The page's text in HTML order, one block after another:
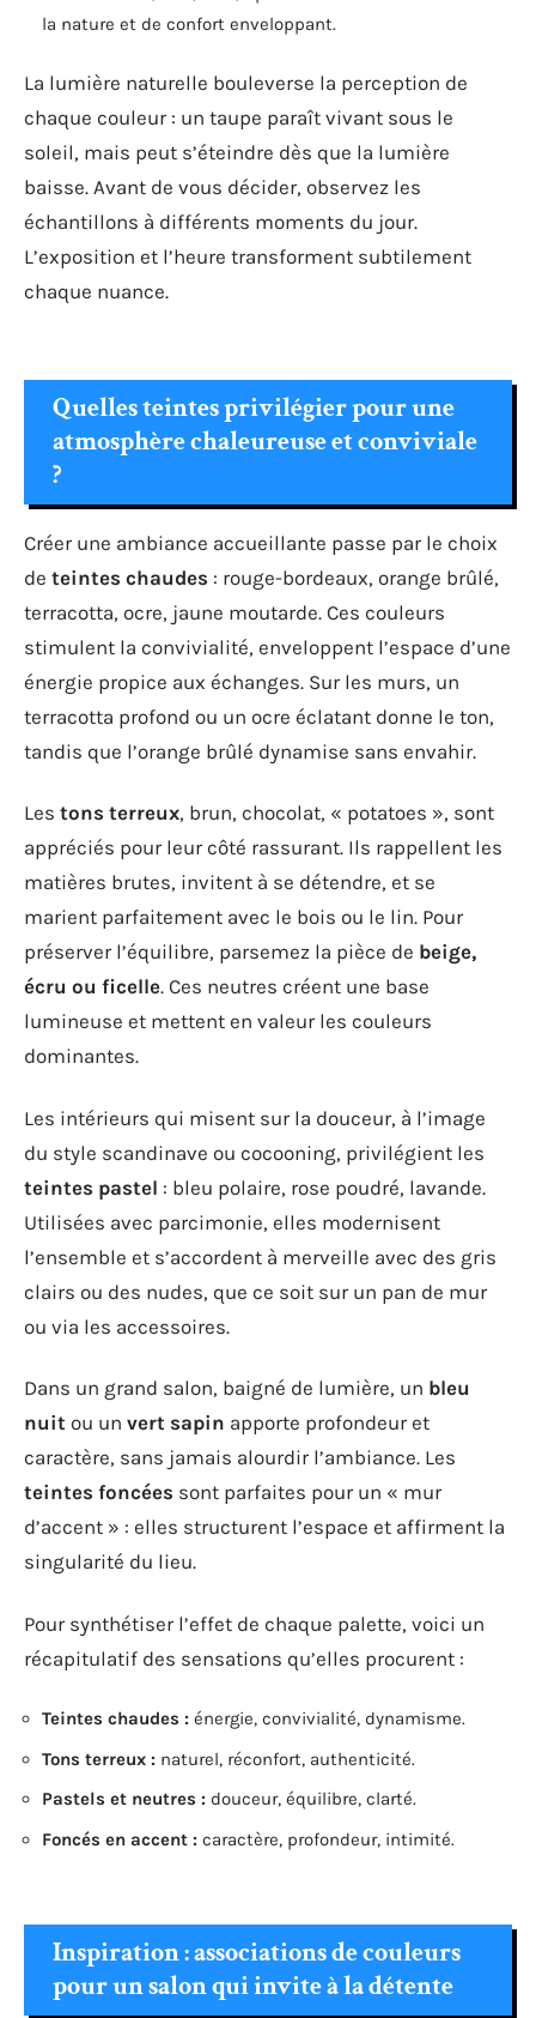
la nature et de confort enveloppant.
La lumière naturelle bouleverse la perception de
chaque couleur : un taupe paraît vivant sous le
soleil, mais peut s’éteindre dès que la lumière
baisse. Avant de vous décider, observez les
échantillons à différents moments du jour.
L’exposition et l’heure transforment subtilement
chaque nuance.
Quelles teintes privilégier pour une
atmosphère chaleureuse et conviviale
?
Créer une ambiance accueillante passe par le choix
de teintes chaudes : rouge-bordeaux, orange brûlé,
terracotta, ocre, jaune moutarde. Ces couleurs
stimulent la convivialité, enveloppent l’espace d’une
énergie propice aux échanges. Sur les murs, un
terracotta profond ou un ocre éclatant donne le ton,
tandis que l’orange brûlé dynamise sans envahir.
Les tons terreux, brun, chocolat, « potatoes », sont
appréciés pour leur côté rassurant. Ils rappellent les
matières brutes, invitent à se détendre, et se
marient parfaitement avec le bois ou le lin. Pour
préserver l’équilibre, parsemez la pièce de beige,
écru ou ficelle. Ces neutres créent une base
lumineuse et mettent en valeur les couleurs
dominantes.
Les intérieurs qui misent sur la douceur, à l’image
du style scandinave ou cocooning, privilégient les
teintes pastel : bleu polaire, rose poudré, lavande.
Utilisées avec parcimonie, elles modernisent
l’ensemble et s’accordent à merveille avec des gris
clairs ou des nudes, que ce soit sur un pan de mur
ou via les accessoires.
Dans un grand salon, baigné de lumière, un bleu
nuit ou un vert sapin apporte profondeur et
caractère, sans jamais alourdir l’ambiance. Les
teintes foncées sont parfaites pour un « mur
d’accent » : elles structurent l’espace et affirment la
singularité du lieu.
Pour synthétiser l’effet de chaque palette, voici un
récapitulatif des sensations qu’elles procurent :
Teintes chaudes : énergie, convivialité, dynamisme.
Tons terreux : naturel, réconfort, authenticité.
Pastels et neutres : douceur, équilibre, clarté.
Foncés en accent : caractère, profondeur, intimité.
Inspiration : associations de couleurs
pour un salon qui invite à la détente